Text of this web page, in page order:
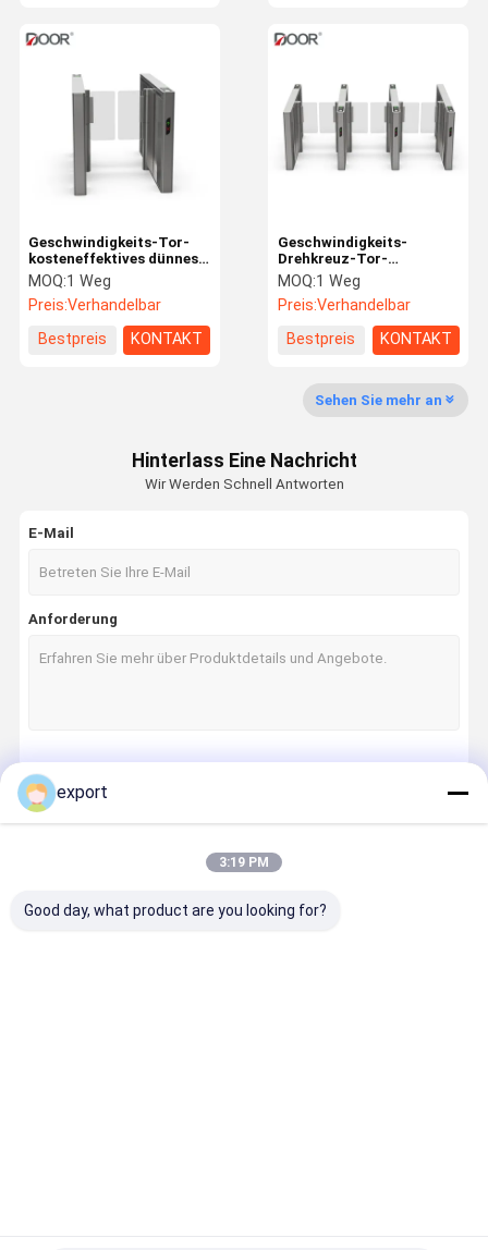
Fabrik-
Ausflug
Qualitätskon
Trolle
Treten Sie
Nachrichten
Geschwindigkeitstordrehkreuz
Schwenktürdrehkreuz
Gesichtsanerkennungs-Drehkreuz
Stativ Drehkreuz Gate
Flughafendrehkreuz
Geschwindigkeits-
Drehkreuz-Tor-
Zugriffskontrollschnelle
Geschwindigkeits-Tor-
Drehkreuz
MOQ:1 Weg
Preis:Verhandelbar
Bestpreis
KONTAKT
Geschwindigkeits-Tor-
kosteneffektives dünnes
Entwurfs-Sicherheits-
Zugriffskontrolldrehkreuz
MOQ:1 Weg
Preis:Verhandelbar
Bestpreis
KONTAKT
Sehen Sie mehr an
Hinterlass Eine Nachricht
Wir Werden Schnell Antworten
E-Mail
Anforderung
export
3:19 PM
Good day, what product are you looking for?